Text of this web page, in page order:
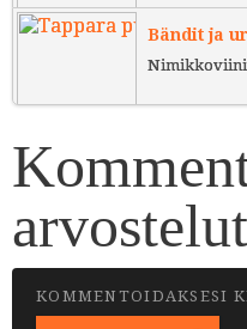
Bändit ja
Nimikkoviinit
KOMMENTOIDAKSESI